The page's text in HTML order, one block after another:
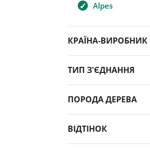
Alpes
КРАЇНА-ВИРОБНИК
ТИП З'ЄДНАННЯ
ПОРОДА ДЕРЕВА
ВІДТІНОК